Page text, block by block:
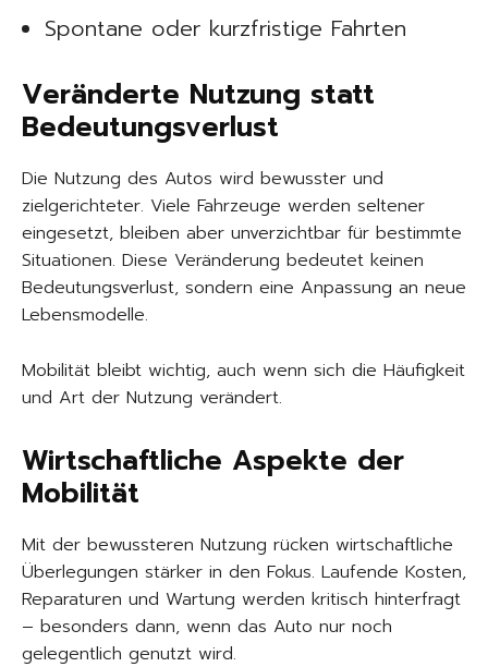
Spontane oder kurzfristige Fahrten
Veränderte Nutzung statt
Bedeutungsverlust
Die Nutzung des Autos wird bewusster und
zielgerichteter. Viele Fahrzeuge werden seltener
eingesetzt, bleiben aber unverzichtbar für bestimmte
Situationen. Diese Veränderung bedeutet keinen
Bedeutungsverlust, sondern eine Anpassung an neue
Lebensmodelle.
Mobilität bleibt wichtig, auch wenn sich die Häufigkeit
und Art der Nutzung verändert.
Wirtschaftliche Aspekte der
Mobilität
Mit der bewussteren Nutzung rücken wirtschaftliche
Überlegungen stärker in den Fokus. Laufende Kosten,
Reparaturen und Wartung werden kritisch hinterfragt
– besonders dann, wenn das Auto nur noch
gelegentlich genutzt wird.